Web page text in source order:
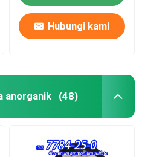
Hubungi kami
anorganik (48)